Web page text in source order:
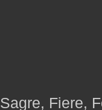
Sagre, Fiere,